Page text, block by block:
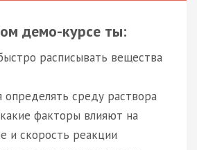
демо-курсе ты:
расписывать вещества
определять среду раствора
факторы влияют на
и скорость реакции